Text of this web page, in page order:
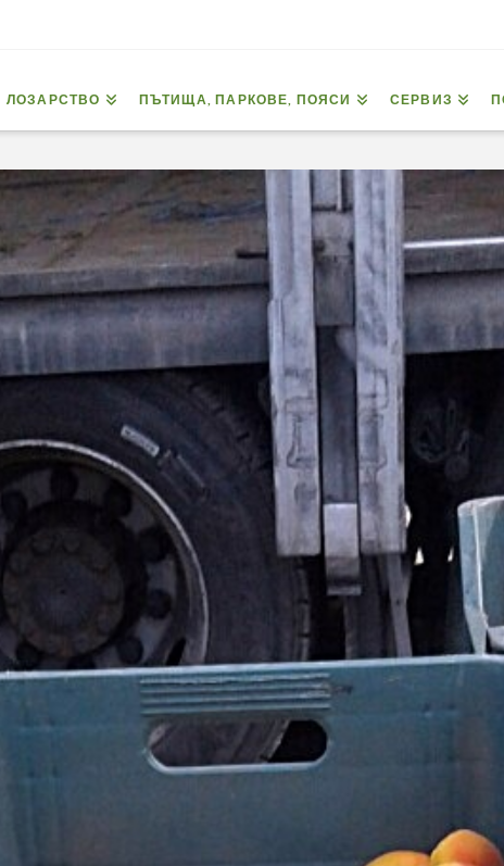
ЛОЗАРСТВО ПЪТИЩА, ПАРКОВЕ, ПОЯСИ СЕРВИЗ